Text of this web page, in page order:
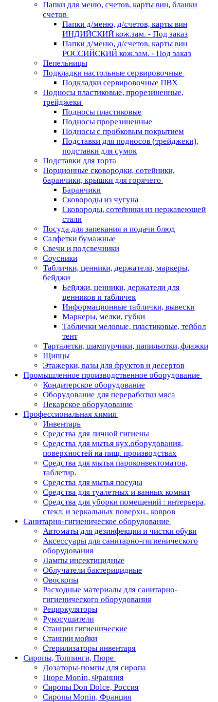
Папки для меню, счетов, карты вин, бланки
счетов
Папки д/меню, д/счетов, карты вин
ИНДИЙСКИЙ кож.зам. - Под заказ
Папки д/меню, д/счетов, карты вин
РОССИЙСКИЙ кож.зам. - Под заказ
Пепельницы
Подкладки настольные сервировочные
Подкладки сервировочные ПВХ
Подносы пластиковые, прорезиненные,
трейджеки
Подносы пластиковые
Подносы прорезиненные
Подносы с пробковым покрытием
Подставки для подносов (трейджеки),
подставки для сумок
Подставки для торта
Порционные сковородки, сотейники,
баранчики, крышки для горячего
Баранчики
Сковороды из чугуна
Сковороды, сотейники из нержавеющей
стали
Посуда для запекания и подачи блюд
Салфетки бумажные
Свечи и подсвечники
Соусники
Таблички, ценники, держатели, маркеры,
бейджи
Бейджи, ценники, держатели для
ценников и табличек
Информационные таблички, вывески
Маркеры, мелки, губки
Таблички меловые, пластиковые, тейбол
тент
Тарталетки, шампурчики, папильотки, флажки
Щипцы
Этажерки, вазы для фруктов и десертов
Промышленное производственное оборудование
Кондитерское оборудование
Оборудование для переработки мяса
Пекарское оборудование
Профессиональная химия
Инвентарь
Средства для личной гигиены
Средства для мытья кух.оборудования,
поверхностей на пищ. производствах
Средства для мытья пароконвектоматов,
таблетир.
Средства для мытья посуды
Средства для туалетных и ванных комнат
Средства для уборки помещений : интерьера,
стекл. и зеркальных поверхн., ковров
Санитарно-гигиеническое оборудование
Автоматы для дезинфекции и чистки обуви
Аксессуары для санитарно-гигиенического
оборудования
Лампы инсектицидные
Облучатели бактерицидные
Овоскопы
Расходные материалы для санитарно-
гигиенического оборудования
Рециркуляторы
Рукосушители
Станции гигиенические
Станции мойки
Стерилизаторы инвентаря
Сиропы, Топпинги, Пюре
Дозаторы-помпы для сиропа
Пюре Monin, Франция
Сиропы Don Dolce, Россия
Сиропы Monin, Франция